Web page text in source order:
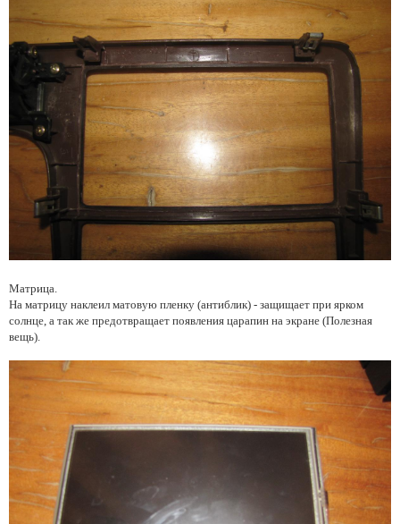
Матрица.
На матрицу наклеил матовую пленку (антиблик) - защищает при ярком
солнце, а так же предотвращает появления царапин на экране (Полезная
вещь).